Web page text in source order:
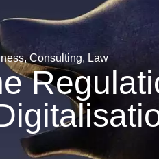
,Consulting, Law